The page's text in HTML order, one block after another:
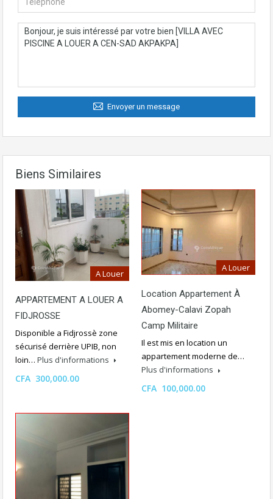
Envoyer un message
Biens Similaires
A Louer
APPARTEMENT A LOUER A
FIDJROSSE
Disponible a Fidjrossè zone
sécurisé derrière UPIB, non
loin… Plus d'informations
CFA 300,000.00
A Louer
Location Appartement À
Abomey-Calavi Zopah
Camp Militaire
Il est mis en location un
appartement moderne de…
Plus d'informations
CFA 100,000.00